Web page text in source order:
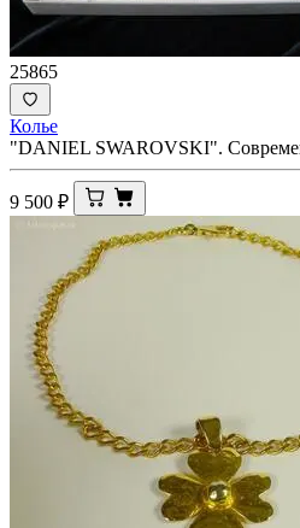
25865
Колье
"DANIEL SWAROVSKI".
9 500 ₽